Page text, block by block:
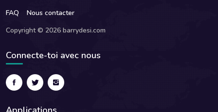
FAQ
Nous contacter
Copyright © 2026 barrydesi.com
Connecte-toi avec nous